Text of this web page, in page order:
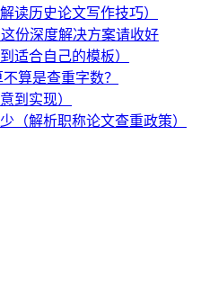
读历史论文写作技巧）
份深度解决方案请收好
适合自己的模板）
算是查重字数？
到实现）
（解析职称论文查重政策）